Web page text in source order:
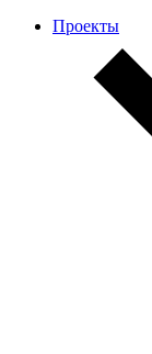
Проекты